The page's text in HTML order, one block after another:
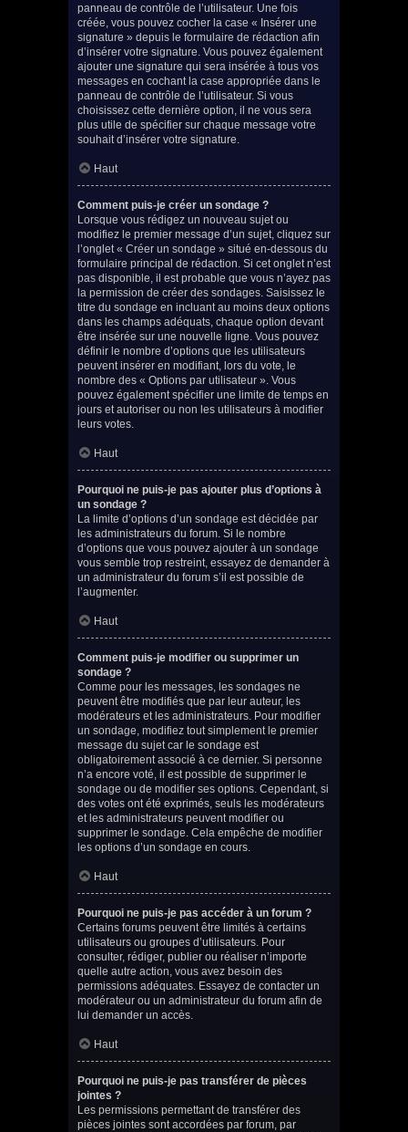
panneau de contrôle de l’utilisateur. Une fois
créée, vous pouvez cocher la case « Insérer une
signature » depuis le formulaire de rédaction afin
d’insérer votre signature. Vous pouvez également
ajouter une signature qui sera insérée à tous vos
messages en cochant la case appropriée dans le
panneau de contrôle de l’utilisateur. Si vous
choisissez cette dernière option, il ne vous sera
plus utile de spécifier sur chaque message votre
souhait d’insérer votre signature.
Haut
Comment puis-je créer un sondage ?
Lorsque vous rédigez un nouveau sujet ou
modifiez le premier message d’un sujet, cliquez sur
l’onglet « Créer un sondage » situé en-dessous du
formulaire principal de rédaction. Si cet onglet n’est
pas disponible, il est probable que vous n’ayez pas
la permission de créer des sondages. Saisissez le
titre du sondage en incluant au moins deux options
dans les champs adéquats, chaque option devant
être insérée sur une nouvelle ligne. Vous pouvez
définir le nombre d’options que les utilisateurs
peuvent insérer en modifiant, lors du vote, le
nombre des « Options par utilisateur ». Vous
pouvez également spécifier une limite de temps en
jours et autoriser ou non les utilisateurs à modifier
leurs votes.
Haut
Pourquoi ne puis-je pas ajouter plus d’options à
un sondage ?
La limite d’options d’un sondage est décidée par
les administrateurs du forum. Si le nombre
d’options que vous pouvez ajouter à un sondage
vous semble trop restreint, essayez de demander à
un administrateur du forum s’il est possible de
l’augmenter.
Haut
Comment puis-je modifier ou supprimer un
sondage ?
Comme pour les messages, les sondages ne
peuvent être modifiés que par leur auteur, les
modérateurs et les administrateurs. Pour modifier
un sondage, modifiez tout simplement le premier
message du sujet car le sondage est
obligatoirement associé à ce dernier. Si personne
n’a encore voté, il est possible de supprimer le
sondage ou de modifier ses options. Cependant, si
des votes ont été exprimés, seuls les modérateurs
et les administrateurs peuvent modifier ou
supprimer le sondage. Cela empêche de modifier
les options d’un sondage en cours.
Haut
Pourquoi ne puis-je pas accéder à un forum ?
Certains forums peuvent être limités à certains
utilisateurs ou groupes d’utilisateurs. Pour
consulter, rédiger, publier ou réaliser n’importe
quelle autre action, vous avez besoin des
permissions adéquates. Essayez de contacter un
modérateur ou un administrateur du forum afin de
lui demander un accès.
Haut
Pourquoi ne puis-je pas transférer de pièces
jointes ?
Les permissions permettant de transférer des
pièces jointes sont accordées par forum, par